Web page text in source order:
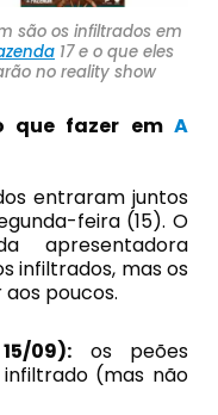
são os infiltrados em
17 e o que eles
no reality show
que fazer em A
entraram juntos
feira (15). O
apresentadora
infiltrados, mas os
poucos.
09): os peões
(mas não